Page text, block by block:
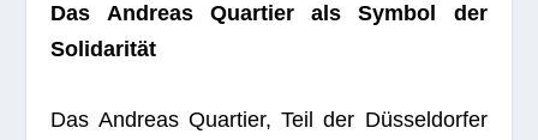
Das Andreas Quar­tier als Sym­bol der
Solidarität
Das Andreas Quar­tier, Teil der Düs­sel­dor­fer